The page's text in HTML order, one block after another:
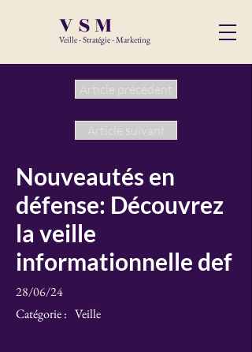
VSM
Veille - Stratégie - Marketing
Article précédent
Article suivant
Nouveautés en
défense: Découvrez
la veille
informationnelle def
28/06/24
Catégorie : Veille